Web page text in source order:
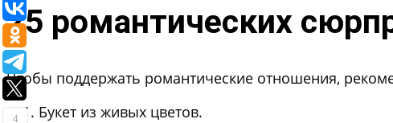
25 романтических
Чтобы поддержать романтические отношения,
Букет из живых цветов.
4